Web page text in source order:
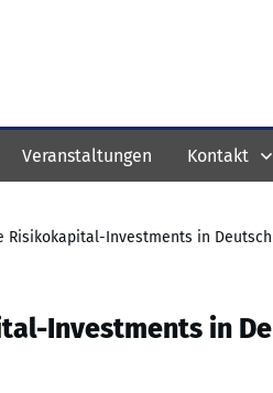
Veranstaltungen Kontakt
Risikokapital-Investments in
Investments in